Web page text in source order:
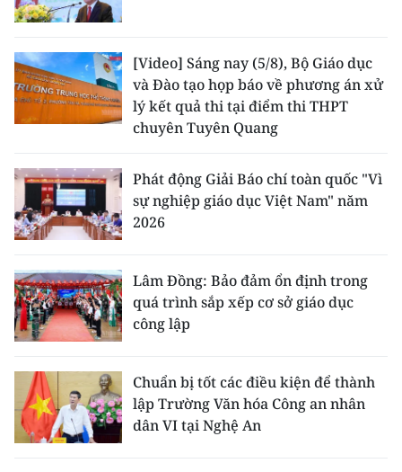
[Video] Sáng nay (5/8), Bộ Giáo dục
và Đào tạo họp báo về phương án xử
lý kết quả thi tại điểm thi THPT
chuyên Tuyên Quang
Phát động Giải Báo chí toàn quốc "Vì
sự nghiệp giáo dục Việt Nam" năm
2026
Lâm Đồng: Bảo đảm ổn định trong
quá trình sắp xếp cơ sở giáo dục
công lập
Chuẩn bị tốt các điều kiện để thành
lập Trường Văn hóa Công an nhân
dân VI tại Nghệ An